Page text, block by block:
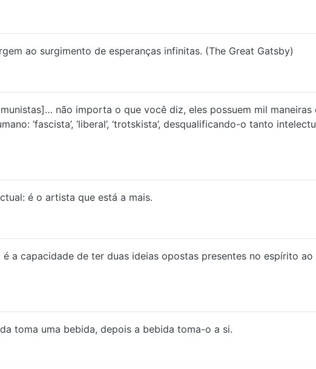
ao surgimento de esperanças infinitas. (The Great Gatsby)
não importa o que você diz, eles possuem mil
‘fascista’, ‘liberal’, ‘trotskista’, desqualificando-o tanto
é o artista que está a mais.
a capacidade de ter duas ideias opostas presentes no espírito
toma uma bebida, depois a bebida toma-o a si.